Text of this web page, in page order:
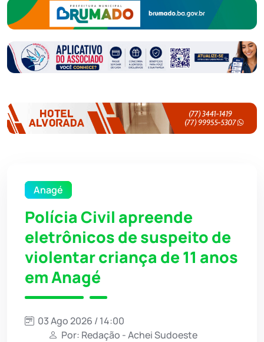
Anagé
Polícia Civil apreende
eletrônicos de suspeito de
violentar criança de 11 anos
em Anagé
03 Ago 2026 / 14:00
Por: Redação - Achei Sudoeste